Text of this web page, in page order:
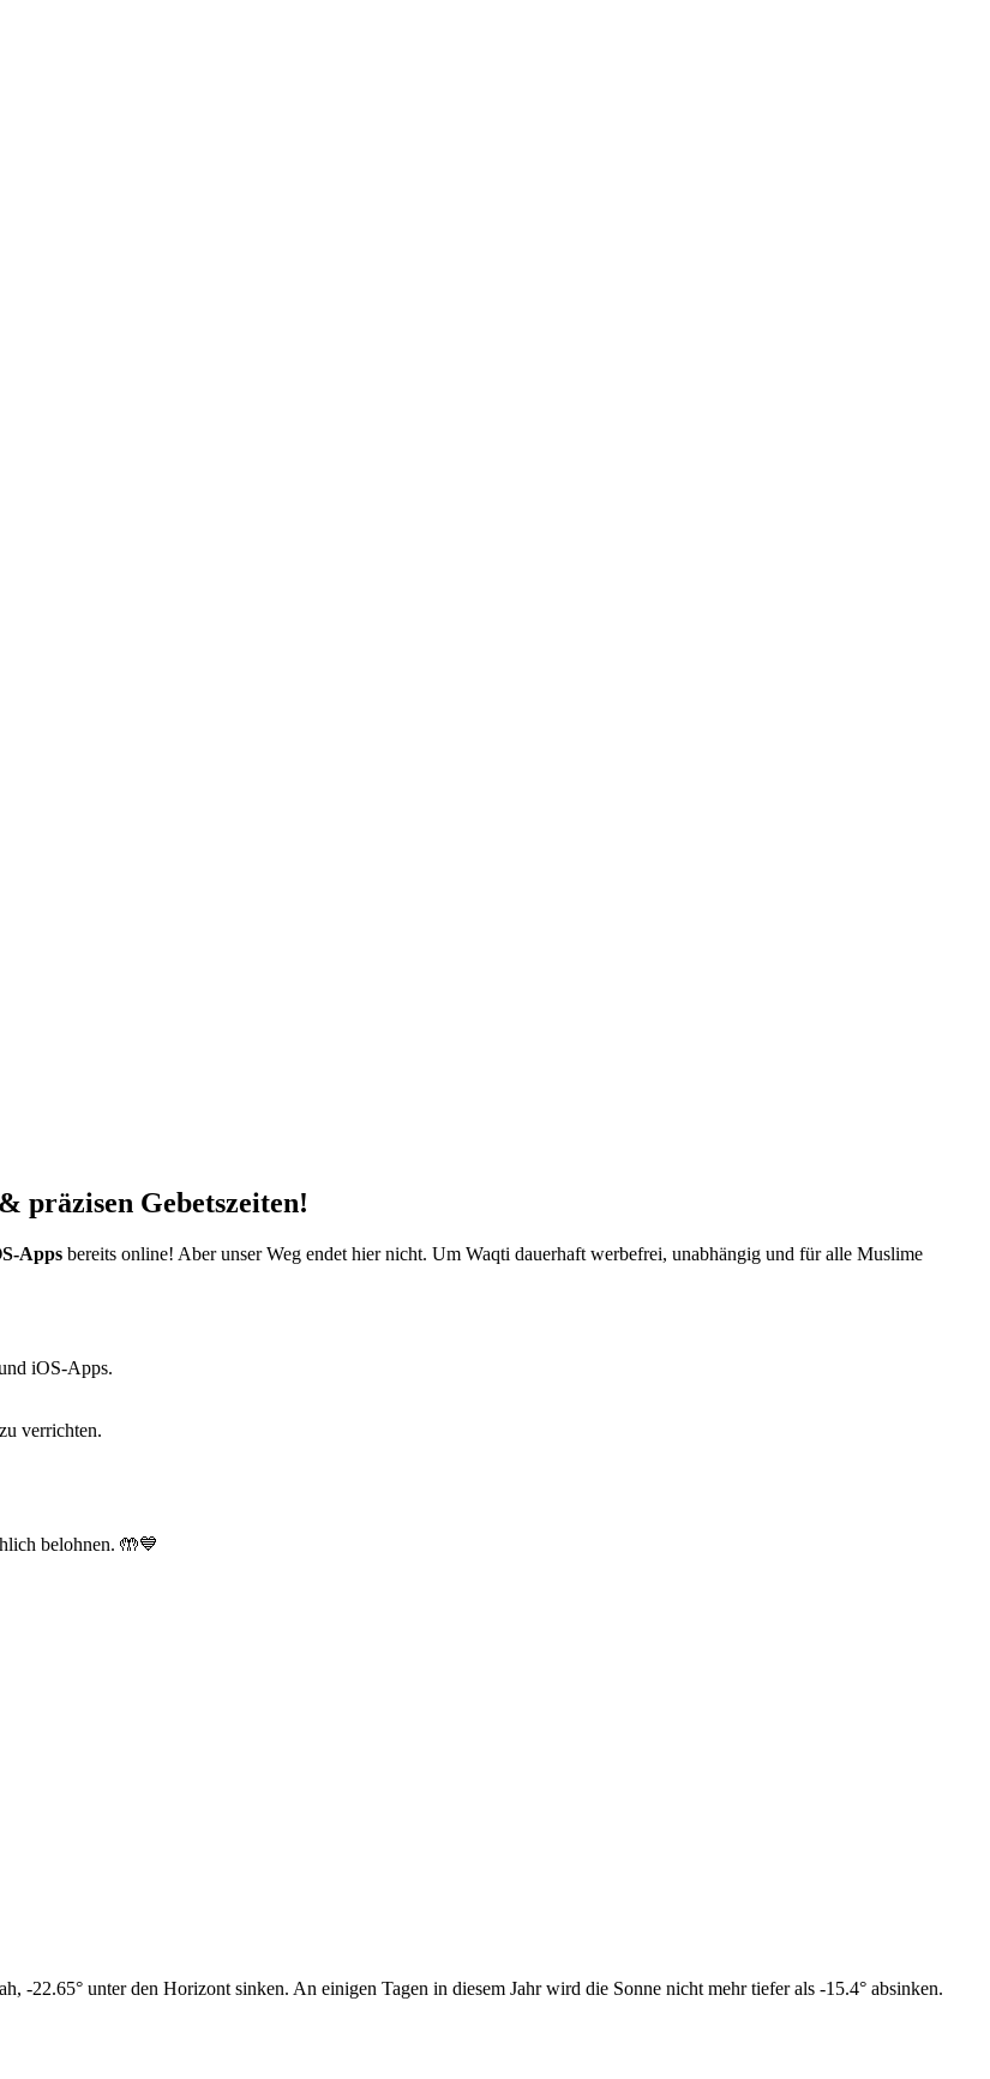
präzisen Gebetszeiten!
Apps bereits online! Aber unser Weg endet hier nicht. Um Waqti dauerhaft werbefrei, unabhängig und für alle Muslime
iOS-Apps.
verrichten.
belohnen. 🤲💙
-22.65° unter den Horizont sinken. An einigen Tagen in diesem Jahr wird die Sonne nicht mehr tiefer als -15.4° absinken.